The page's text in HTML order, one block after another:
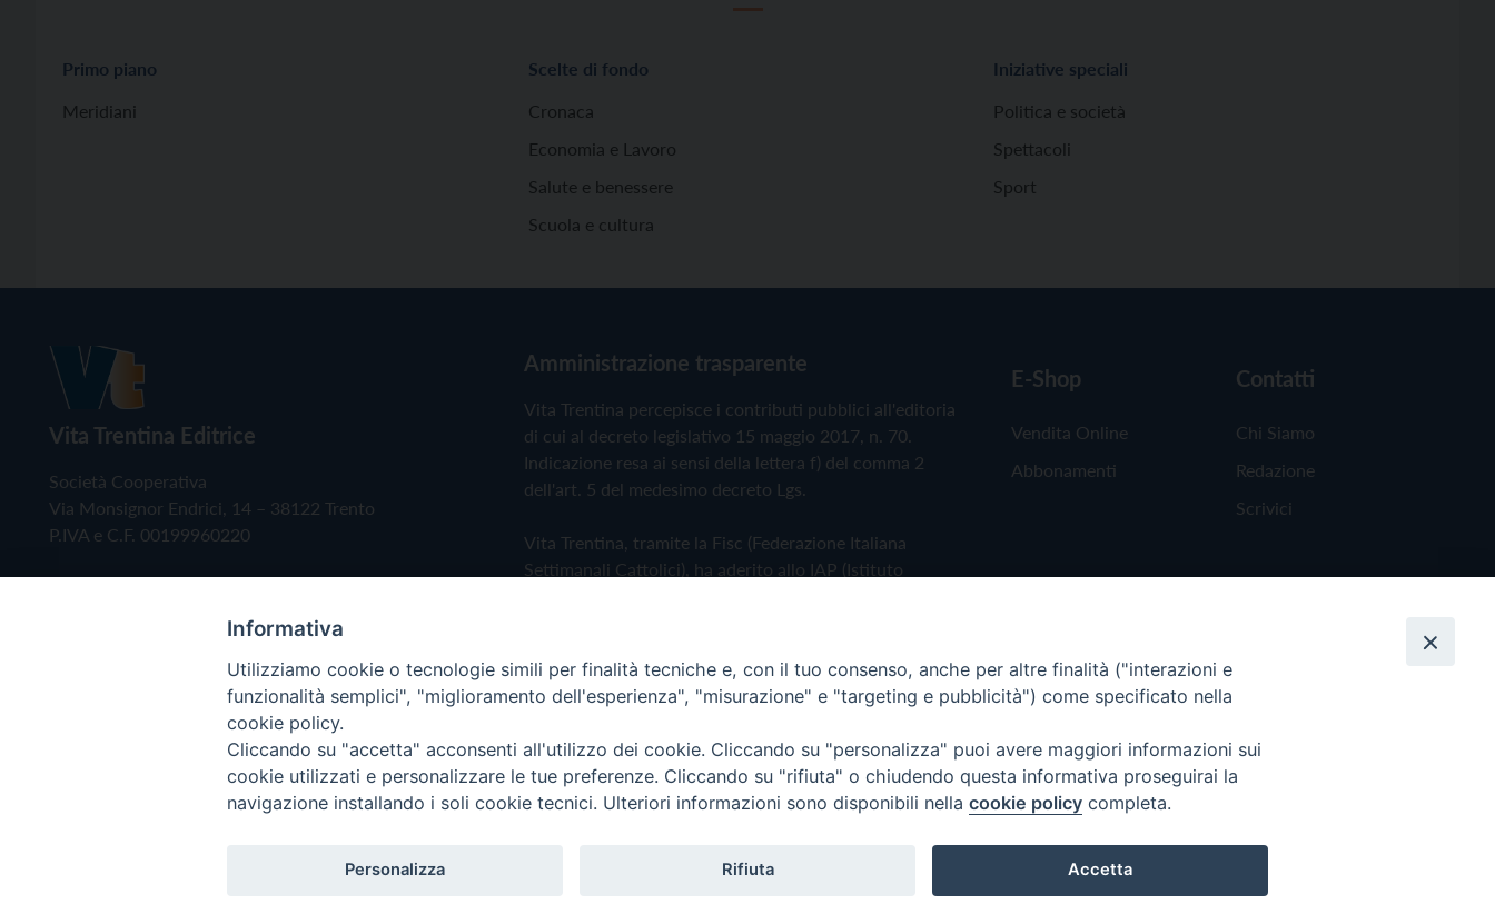
Primo piano
Meridiani
Scelte di fondo
Cronaca
Economia e Lavoro
Salute e benessere
Scuola e cultura
Iniziative speciali
Politica e società
Spettacoli
Sport
Vita Trentina Editrice
Società Cooperativa
Via Monsignor Endrici, 14 – 38122 Trento
P.IVA e C.F. 00199960220
Amministrazione trasparente
Vita Trentina percepisce i contributi pubblici all'editoria
di cui al decreto legislativo 15 maggio 2017, n. 70.
Indicazione resa ai sensi della lettera f) del comma 2
dell'art. 5 del medesimo decreto Lgs.
Vita Trentina, tramite la Fisc (Federazione Italiana
Settimanali Cattolici), ha aderito allo IAP (Istituto
Privacy Policy Cookie Policy
E-Shop
Vendita Online
Abbonamenti
Contatti
Chi Siamo
Redazione
Scrivici
Copyright © 2019 - Tutti i diritti riservati - Vita Trentina Editrice
Informativa
Utilizziamo cookie o tecnologie simili per finalità tecniche e, con il tuo consenso, anche per altre finalità ("interazioni e
funzionalità semplici", "miglioramento dell'esperienza", "misurazione" e "targeting e pubblicità") come specificato nella
cookie policy.
Cliccando su "accetta" acconsenti all'utilizzo dei cookie. Cliccando su "personalizza" puoi avere maggiori informazioni sui
cookie utilizzati e personalizzare le tue preferenze. Cliccando su "rifiuta" o chiudendo questa informativa proseguirai la
navigazione installando i soli cookie tecnici. Ulteriori informazioni sono disponibili nella cookie policy completa.
Personalizza Rifiuta Accetta